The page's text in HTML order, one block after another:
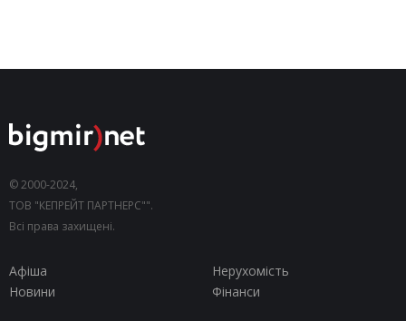
© 2000-2024,
ТОВ "КЕПРЕЙТ ПАРТНЕРС"".
Всі права захищені.
Афіша
Нерухомість
Новини
Фінанси